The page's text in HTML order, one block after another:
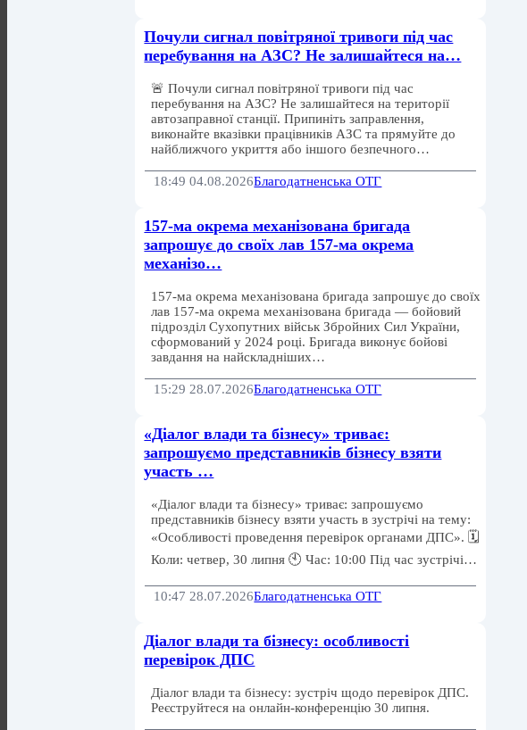
Почули сигнал повітряної тривоги під час
перебування на АЗС? Не залишайтеся на…
🚨 Почули сигнал повітряної тривоги під час
перебування на АЗС? Не залишайтеся на території
автозаправної станції. Припиніть заправлення,
виконайте вказівки працівників АЗС та прямуйте до
найближчого укриття або іншого безпечного…
18:49 04.08.2026Благодатненська ОТГ
157-ма окрема механізована бригада
запрошує до своїх лав 157-ма окрема
механізо…
157-ма окрема механізована бригада запрошує до своїх
лав 157-ма окрема механізована бригада — бойовий
підрозділ Сухопутних військ Збройних Сил України,
сформований у 2024 році. Бригада виконує бойові
завдання на найскладніших…
15:29 28.07.2026Благодатненська ОТГ
«Діалог влади та бізнесу» триває:
запрошуємо представників бізнесу взяти
участь …
«Діалог влади та бізнесу» триває: запрошуємо
представників бізнесу взяти участь в зустрічі на тему:
«Особливості проведення перевірок органами ДПС». 🗓️
Коли: четвер, 30 липня 🕙 Час: 10:00 Під час зустрічі…
10:47 28.07.2026Благодатненська ОТГ
Діалог влади та бізнесу: особливості
перевірок ДПС
Діалог влади та бізнесу: зустріч щодо перевірок ДПС.
Реєструйтеся на онлайн-конференцію 30 липня.